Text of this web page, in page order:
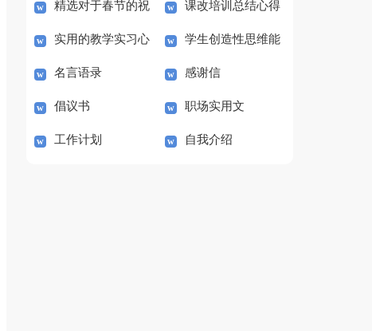
篇
汇总8篇 习报告汇编九篇
精选对于春节的祝
福语合集八篇
课改培训总结心得
体会5篇
实用的教学实习心
得体会4篇
学生创造性思维能
力之培养体会
名言语录 感谢信
倡议书 职场实用文
工作计划 自我介绍